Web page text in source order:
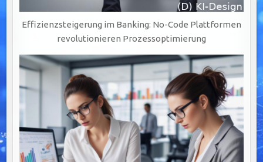
Effizienzsteigerung im Banking: No-Code Plattformen
revolutionieren Prozessoptimierung